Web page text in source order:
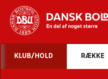
KLUB/HOLD RÆKKE